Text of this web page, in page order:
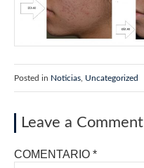
Posted in Noticias Uncategorized
Leave a Comment
COMENTARIO *